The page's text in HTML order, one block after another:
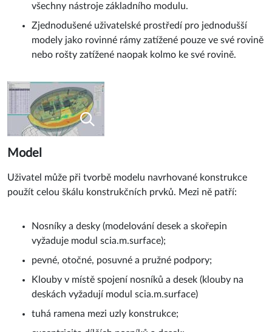
všechny nástroje základního modulu.
Zjednodušené uživatelské prostředí pro jednodušší
modely jako rovinné rámy zatížené pouze ve své rovině
nebo rošty zatížené naopak kolmo ke své rovině.
Model
Uživatel může při tvorbě modelu navrhované konstrukce
použít celou škálu konstrukčních prvků. Mezi ně patří:
Nosníky a desky (modelování desek a skořepin
vyžaduje modul scia.m.surface);
pevné, otočné, posuvné a pružné podpory;
Klouby v místě spojení nosníků a desek (klouby na
deskách vyžadují modul scia.m.surface)
tuhá ramena mezi uzly konstrukce;